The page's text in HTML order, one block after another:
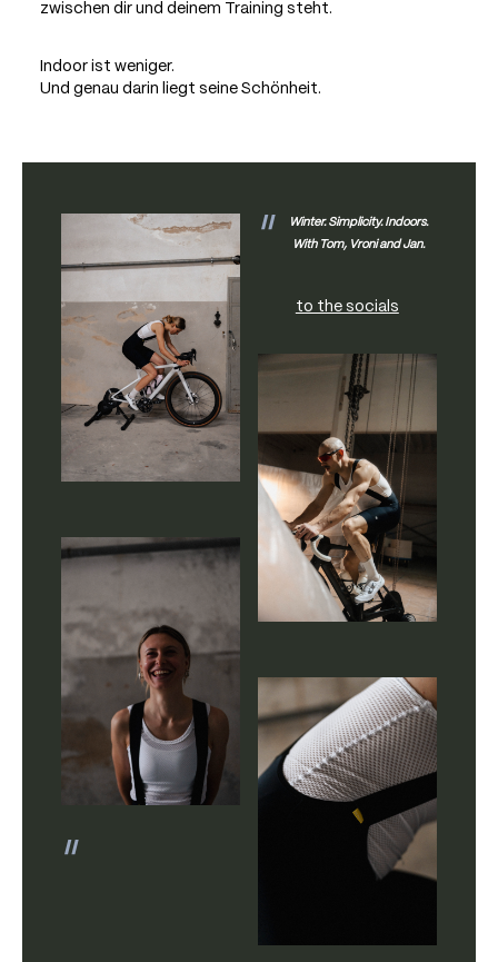
zwischen dir und deinem Training steht.
Indoor ist weniger.
Und genau darin liegt seine Schönheit.
Winter. Simplicity. Indoors.
With Tom, Vroni and Jan.
to the socials